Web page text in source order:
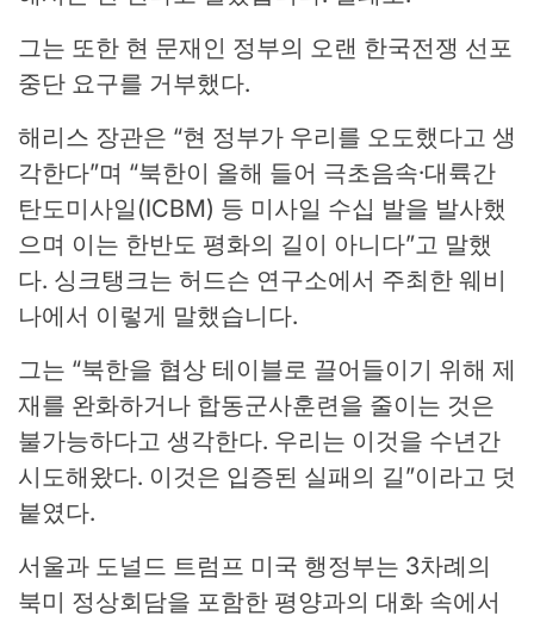
그는 또한 현 문재인 정부의 오랜 한국전쟁 선포
중단 요구를 거부했다.
해리스 장관은 “현 정부가 우리를 오도했다고 생
각한다”며 “북한이 올해 들어 극초음속·대륙간
탄도미사일(ICBM) 등 미사일 수십 발을 발사했
으며 이는 한반도 평화의 길이 아니다”고 말했
다. 싱크탱크는 허드슨 연구소에서 주최한 웨비
나에서 이렇게 말했습니다.
그는 “북한을 협상 테이블로 끌어들이기 위해 제
재를 완화하거나 합동군사훈련을 줄이는 것은
불가능하다고 생각한다. 우리는 이것을 수년간
시도해왔다. 이것은 입증된 실패의 길”이라고 덧
붙였다.
서울과 도널드 트럼프 미국 행정부는 3차례의
북미 정상회담을 포함한 평양과의 대화 속에서